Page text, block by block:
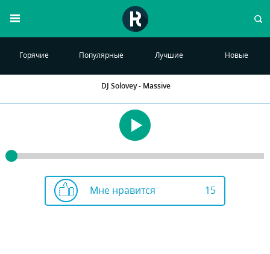
Горячие Популярные Лучшие Новые
DJ Solovey - Massive
Мне нравится 15